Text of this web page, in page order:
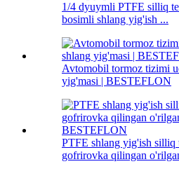
1/4 dyuymli PTFE silliq
bosimli shlang yig'ish ...
Avtomobil tormoz tizimi
yig'masi | BESTEFLON
PTFE shlang yig'ish silliq
gofrirovka qilingan